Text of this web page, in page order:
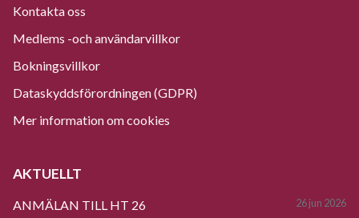
Kontakta oss
Medlems -och användarvillkor
Bokningsvillkor
Dataskyddsförordningen (GDPR)
Mer information om cookies
AKTUELLT
ANMÄLAN TILL HT 26 26 jun 2026